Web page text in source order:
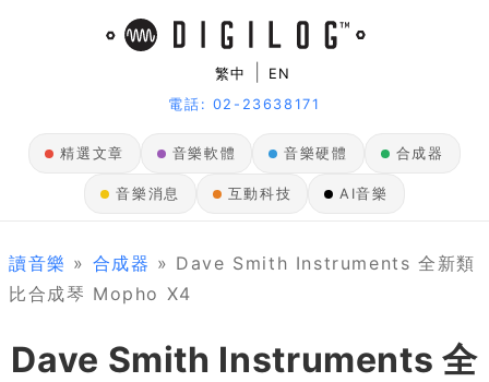
繁中
EN
電話: 02-23638171
精選文章 音樂軟體 音樂硬體 合成器
音樂消息 互動科技 AI音樂
讀音樂 » 合成器 » Dave Smith Instruments 全新類
比合成琴 Mopho X4
Dave Smith Instruments 全